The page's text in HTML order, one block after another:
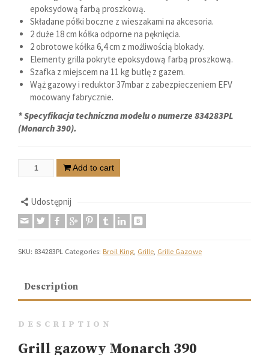
epoksydową farbą proszkową.
Składane półki boczne z wieszakami na akcesoria.
2 duże 18 cm kółka odporne na pęknięcia.
2 obrotowe kółka 6,4 cm z możliwością blokady.
Elementy grilla pokryte epoksydową farbą proszkową.
Szafka z miejscem na 11 kg butlę z gazem.
Wąż gazowy i reduktor 37mbar z zabezpieczeniem EFV
mocowany fabrycznie.
* Specyfikacja techniczna modelu o numerze 834283PL
(Monarch 390).
Add to cart
Udostępnij
SKU: 834283PL Categories: Broil King, Grille, Grille Gazowe
Description
DESCRIPTION
Grill gazowy Monarch 390